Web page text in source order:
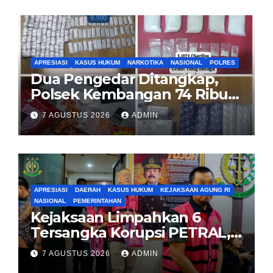
APRESIASI KASUS HUKUM NARKOTIKA NASIONAL POLRES
Dua Pengedar Ditangkap,
Polsek Kembangan 74 Ribu
Obat Keras, Sabu Hingga
Puluhan Vape Etomidate
Diamankan
7 AGUSTUS 2026 ADMIN
APRESIASI DAERAH KASUS HUKUM
KEJAKSAAN AGUNG RI
NASIONAL
PEMERINTAHAN
Kejaksaan Limpahkan 6
Tersangka Korupsi PETRAL,
PES dan ISC ke PN Tipikor
Jakarta Pusat
7 AGUSTUS 2026 ADMIN